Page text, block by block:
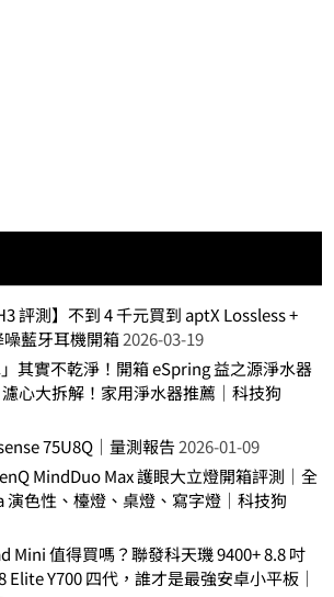
評測】不到 4 千元買到 aptX Lossless +
噪藍牙耳機開箱2026-03-19
其實不乾淨！開箱 eSpring 益之源淨水器
心大拆解！家用淨水器推薦｜科技狗
75U8Q｜量測報告2026-01-09
MindDuo Max 護眼大立燈開箱評測｜全
演色性、檯燈、桌燈、寫字燈｜科技狗
Mini 值得買嗎？聯發科天璣 9400+ 8.8 吋
Elite Y700 四代，誰才是最強安卓小平板｜